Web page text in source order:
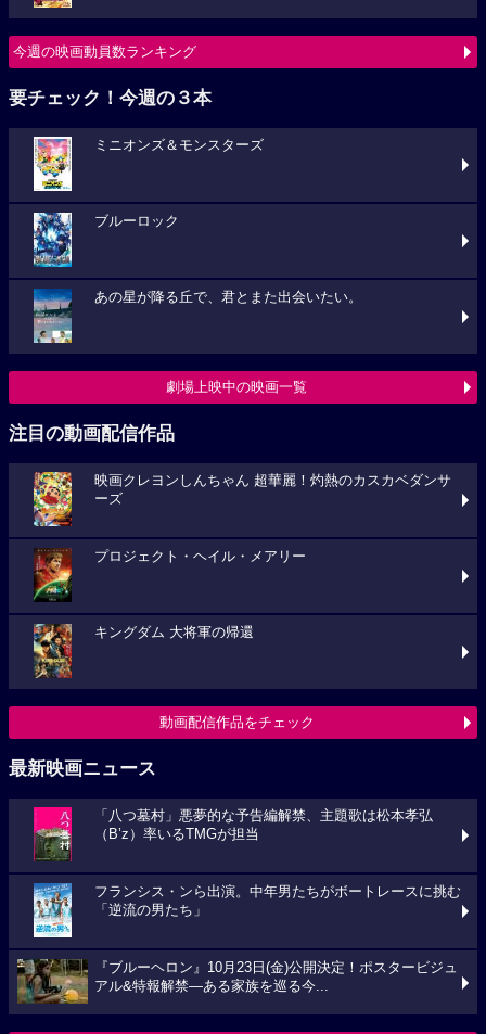
今週の映画動員数ランキング
要チェック！今週の３本
ミニオンズ＆モンスターズ
ブルーロック
あの星が降る丘で、君とまた出会いたい。
劇場上映中の映画一覧
注目の動画配信作品
映画クレヨンしんちゃん 超華麗！灼熱のカスカベダンサ
ーズ
プロジェクト・ヘイル・メアリー
キングダム 大将軍の帰還
動画配信作品をチェック
最新映画ニュース
「八つ墓村」悪夢的な予告編解禁、主題歌は松本孝弘
（B’z）率いるTMGが担当
フランシス・ンら出演。中年男たちがボートレースに挑む
「逆流の男たち」
『ブルーヘロン』10月23日(金)公開決定！ポスタービジュ
アル&特報解禁―ある家族を巡る今...